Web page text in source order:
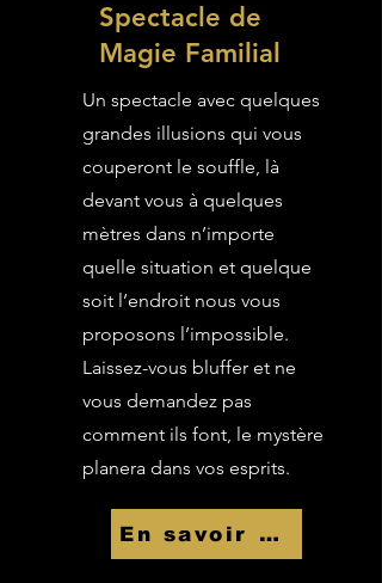
Spectacle de
Magie Familial
Un spectacle avec quelques
grandes illusions qui vous
couperont le souffle, là
devant vous à quelques
mètres dans n’importe
quelle situation et quelque
soit l’endroit nous vous
proposons l’impossible.
Laissez-vous bluffer et ne
vous demandez pas
comment ils font, le mystère
planera dans vos esprits.
En savoir Plus